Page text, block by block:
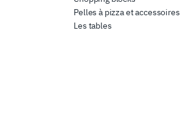
Pelles à pizza et accessoires
Les tables